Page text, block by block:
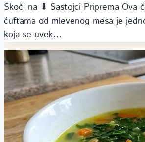
Skoči na ⬇ Sastojci Priprema Ova
ćuftama od mlevenog mesa je
koja se uvek…